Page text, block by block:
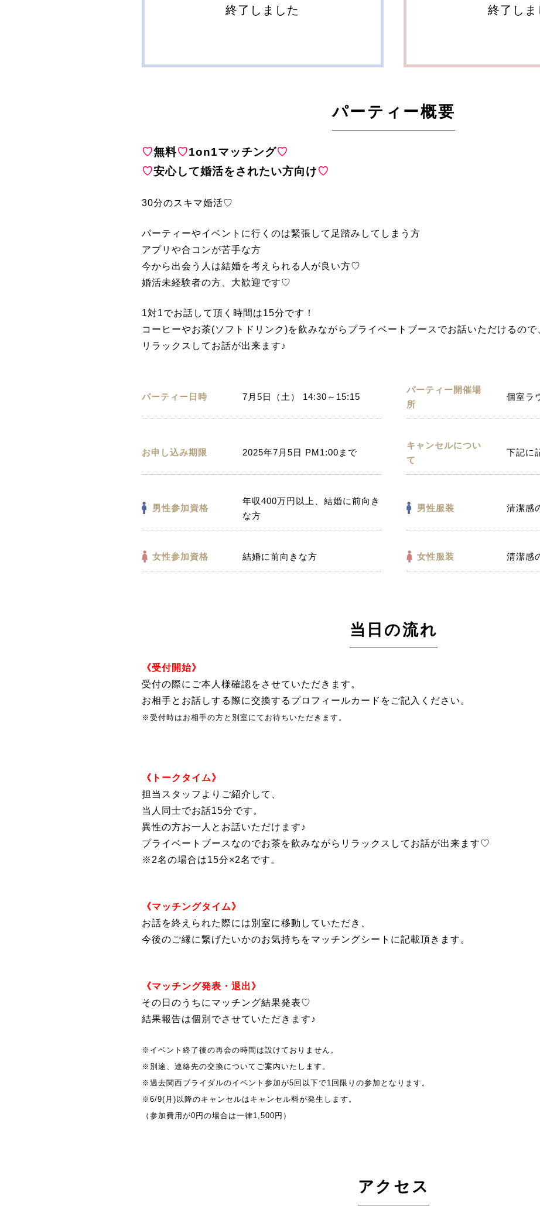
終了しました 終了しま
パーティー概要
♡無料♡1on1マッチング♡
♡安心して婚活をされたい方向け♡
30分のスキマ婚活♡
パーティーやイベントに行くのは緊張して足踏みしてしまう方
アプリや合コンが苦手な方
今から出会う人は結婚を考えられる人が良い方♡
婚活未経験者の方、大歓迎です♡
1対1でお話して頂く時間は15分です！
コーヒーやお茶(ソフトドリンク)を飲みながらプライベートブースでお話いただけるので
リラックスしてお話が出来ます♪
パーティー日時 7月5日（土） 14:30～15:15
パーティー開催場
所
個室ラ
お申し込み期限 2025年7月5日 PM1:00まで
キャンセルについ
て
下記に
男性参加資格
年収400万円以上、結婚に前向き
な方
男性服装 清潔感
女性参加資格 結婚に前向きな方 女性服装 清潔感
当日の流れ
《受付開始》
受付の際にご本人様確認をさせていただきます。
お相手とお話しする際に交換するプロフィールカードをご記入ください。
※受付時はお相手の方と別室にてお待ちいただきます。
《トークタイム》
担当スタッフよりご紹介して、
当人同士でお話15分です。
異性の方お一人とお話いただけます♪
プライベートブースなのでお茶を飲みながらリラックスしてお話が出来ます♡
※2名の場合は15分×2名です。
《マッチングタイム》
お話を終えられた際には別室に移動していただき、
今後のご縁に繋げたいかのお気持ちをマッチングシートに記載頂きます。
《マッチング発表・退出》
その日のうちにマッチング結果発表♡
結果報告は個別でさせていただきます♪
※イベント終了後の再会の時間は設けておりません。
※別途、連絡先の交換についてご案内いたします。
※過去関西ブライダルのイベント参加が5回以下で1回限りの参加となります。
※6/9(月)以降のキャンセルはキャンセル料が発生します。
（参加費用が0円の場合は一律1,500円）
アクセス